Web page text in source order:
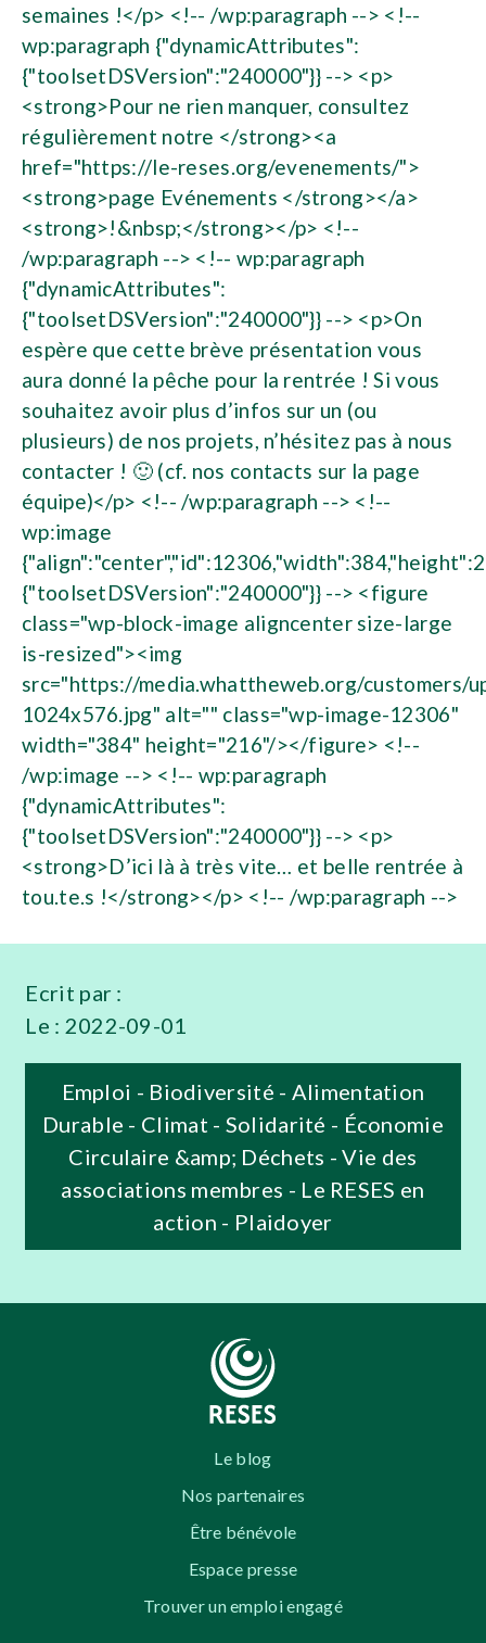
semaines !</p> <!-- /wp:paragraph --> <!--
wp:paragraph {"dynamicAttributes":
{"toolsetDSVersion":"240000"}} --> <p>
<strong>Pour ne rien manquer, consultez
régulièrement notre </strong><a
href="https://le-reses.org/evenements/">
<strong>page Evénements </strong></a>
<strong>!&nbsp;</strong></p> <!--
/wp:paragraph --> <!-- wp:paragraph
{"dynamicAttributes":
{"toolsetDSVersion":"240000"}} --> <p>On
espère que cette brève présentation vous
aura donné la pêche pour la rentrée ! Si vous
souhaitez avoir plus d’infos sur un (ou
plusieurs) de nos projets, n’hésitez pas à nous
contacter ! 🙂 (cf. nos contacts sur la page
équipe)</p> <!-- /wp:paragraph --> <!--
wp:image
{"toolsetDSVersion":"240000"}} --> <figure
class="wp-block-image aligncenter size-large
is-resized"><img
src="https://media.whattheweb.org/
1024x576.jpg" alt="" class="wp-image-12306"
width="384" height="216"/></figure> <!--
/wp:image --> <!-- wp:paragraph
{"dynamicAttributes":
{"toolsetDSVersion":"240000"}} --> <p>
<strong>D’ici là à très vite… et belle rentrée à
tou.te.s !</strong></p> <!-- /wp:paragraph -->
Ecrit par :
Le : 2022-09-01
Emploi - Biodiversité - Alimentation
Durable - Climat - Solidarité - Économie
Circulaire &amp; Déchets - Vie des
associations membres - Le RESES en
action - Plaidoyer
Le blog
Nos partenaires
Être bénévole
Espace presse
Trouver un emploi engagé